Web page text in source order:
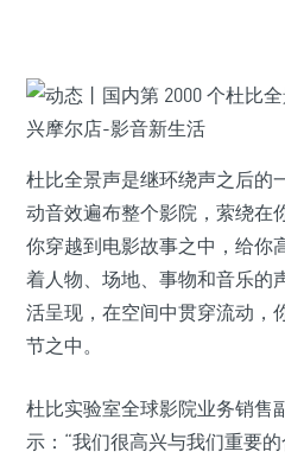
杜比全景声是继环绕声之后的
动音效遍布整个影院，萦绕在
你穿越到电影故事之中，给你
着人物、场地、事物和音乐的
活呈现，在空间中贯穿流动，
节之中。
杜比实验室全球影院业务销售
示：“我们很高兴与我们重要